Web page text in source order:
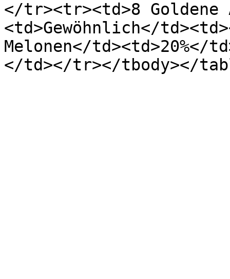
</tr><tr><td>8 Goldene
<td>Gewöhnlich</
Melonen</td><td>20%</